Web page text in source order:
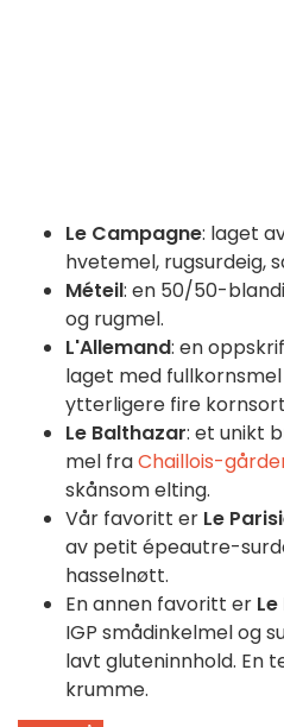
Le Campagne: laget
hvetemel, rugsurdeig,
Méteil: en 50/50-
og rugmel.
L'Allemand: en
laget med
ytterligere fire
Le Balthazar: et unikt
mel fraChaillois-
skånsom elting.
Vår favoritt er Le
av petit épeautre-
hasselnøtt.
En annen favoritt er
IGP smådinkelmel og
lavt gluteninnhold. En
krumme.